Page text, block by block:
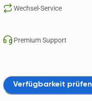
Wechsel-Service
Premium Support
Verfügbarkeit prüfen